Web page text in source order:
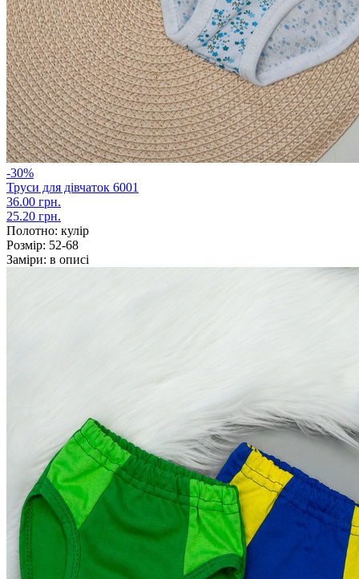
-30%
Труси для дівчаток 6001
36.00 грн.
25.20 грн.
Полотно: кулір
Розмір: 52-68
Заміри: в описі